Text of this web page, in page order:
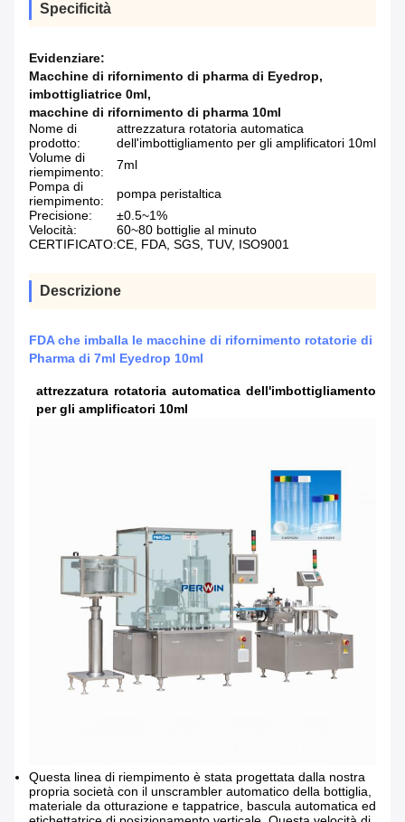
Specificità
Evidenziare:
Macchine di rifornimento di pharma di Eyedrop,
imbottigliatrice 0ml,
macchine di rifornimento di pharma 10ml
Nome di
prodotto:
attrezzatura rotatoria automatica
dell'imbottigliamento per gli amplificatori 10ml
Volume di
riempimento:
7ml
Pompa di
riempimento:
pompa peristaltica
Precisione:
±0.5~1%
Velocità:
60~80 bottiglie al minuto
CERTIFICATO:CE, FDA, SGS, TUV, ISO9001
Descrizione
FDA che imballa le macchine di rifornimento rotatorie di
Pharma di 7ml Eyedrop 10ml
attrezzatura rotatoria automatica dell'imbottigliamento
per gli amplificatori 10ml
Questa linea di riempimento è stata progettata dalla nostra
propria società con il unscrambler automatico della bottiglia,
materiale da otturazione e tappatrice, bascula automatica ed